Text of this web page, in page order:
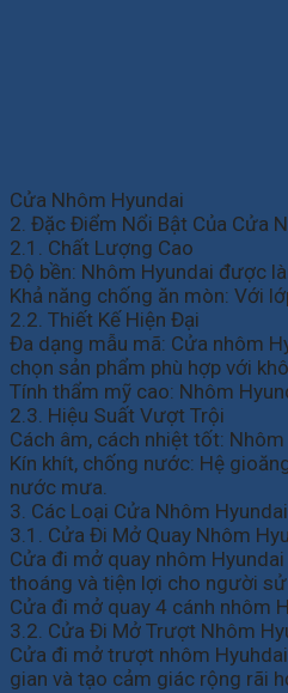
Cửa Nhôm Hyundai
2. Đặc Điểm Nổi Bật Của Cửa
2.1. Chất Lượng Cao
Độ bền: Nhôm Hyundai được
Khả năng chống ăn mòn: Với
2.2. Thiết Kế Hiện Đại
Đa dạng mẫu mã: Cửa nhôm
chọn sản phẩm phù hợp với
Tính thẩm mỹ cao: Nhôm
2.3. Hiệu Suất Vượt Trội
Cách âm, cách nhiệt tốt:
Kín khít, chống nước: Hệ
nước mưa.
3. Các Loại Cửa Nhôm
3.1. Cửa Đi Mở Quay Nhôm
Cửa đi mở quay nhôm
thoáng và tiện lợi cho người
Cửa đi mở quay 4 cánh nhôm
3.2. Cửa Đi Mở Trượt Nhôm
Cửa đi mở trượt nhôm
gian và tạo cảm giác rộng rãi